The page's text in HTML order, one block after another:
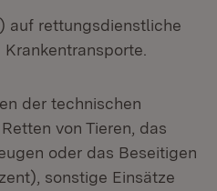
auf rettungsdienstliche
der technischen
von Tieren, das
oder das Beseitigen
sonstige Einsätze